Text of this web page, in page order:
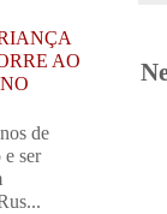
AO
de
ser